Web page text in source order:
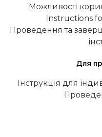
Можливості
Instructions
Проведення та
Для
Інструкція для